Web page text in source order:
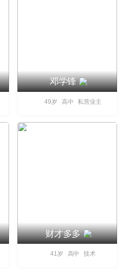
邓学锋
49岁 高中 私营业主
财才多多
41岁 高中 技术